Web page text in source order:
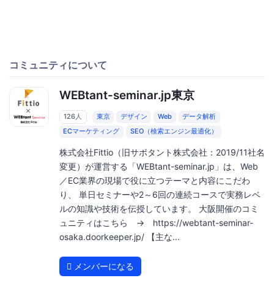
コミュニティについて
WEBtant-seminar.jp東京
126人 東京 デザイン Web
データ解析
ECマーケティング
SEO（検索エンジン最適化）
株式会社Fittio（旧サポタント株式会社：2019/11社名
変更）が運営する「WEBtant-seminar.jp」は、Web
／EC業界の現場で役に立つテーマと内容にこだわ
り、 単日セミナーや2～6回の連続コースで実務レベ
ルの知識や技術を伝授しています。 大阪開催のコミ
ュニティはこちら → https://webtant-seminar-
osaka.doorkeeper.jp/ 【主な...
メンバーになる